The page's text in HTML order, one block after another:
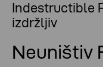
Indestructible
izdržljiv
Neuništiv